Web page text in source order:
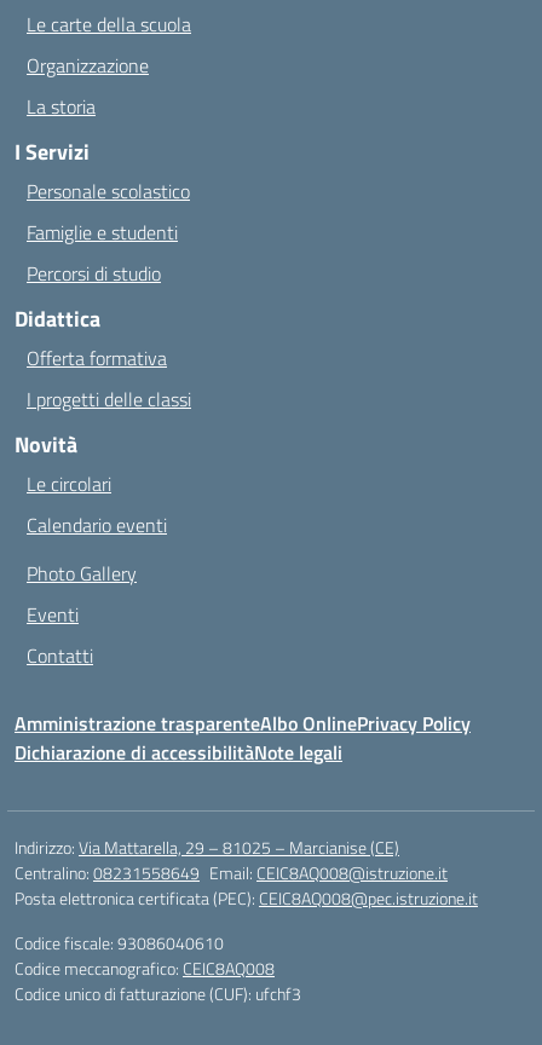
Le carte della scuola
Organizzazione
La storia
I Servizi
Personale scolastico
Famiglie e studenti
Percorsi di studio
Didattica
Offerta formativa
I progetti delle classi
Novità
Le circolari
Calendario eventi
Photo Gallery
Eventi
Contatti
Amministrazione trasparenteAlbo OnlinePrivacy Policy
Dichiarazione di accessibilitàNote legali
Indirizzo:Via Mattarella, 29 – 81025 – Marcianise (CE)
Centralino:08231558649 Email: CEIC8AQ008@istruzione.it
Posta elettronica certificata (PEC): CEIC8AQ008@pec.istruzione.it
Codice fiscale: 93086040610
Codice meccanografico: CEIC8AQ008
Codice unico di fatturazione (CUF): ufchf3